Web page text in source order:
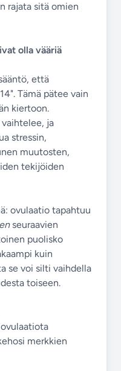
rajata sitä omien
olla vääriä
että
Tämä pätee vain
kiertoon.
vaihtelee, ja
stressin,
muutosten,
tekijöiden
ovulaatio tapahtuu
seuraavien
puolisko
kuin
se voi silti vaihdella
toiseen.
merkkien